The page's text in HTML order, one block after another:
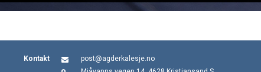
Kontakt
post@agderkalesje.no